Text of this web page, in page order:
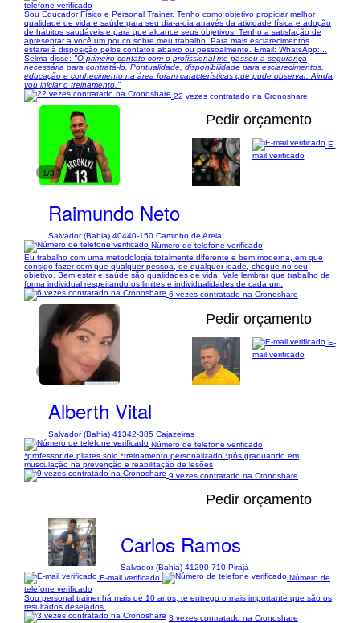
telefone verificado
Sou Educador Físico e Personal Trainer. Tenho como objetivo propiciar melhor
qualidade de vida e saúde para seu dia-a-dia através da atividade física e adoção
de hábitos saudáveis e para que alcance seus objetivos. Tenho a satisfação de
apresentar a você um pouco sobre meu trabalho. Para mais esclarecimentos
estarei à disposição pelos contatos abaixo ou pessoalmente. Email: WhatsApp:...
Selma disse: "O primeiro contato com o profissional me passou a segurança
necessária para contratá-lo. Pontualidade, disponibilidade para esclarecimentos,
educação e conhecimento na área foram características que pude observar. Ainda
vou iniciar o treinamento."
22 vezes contratado na Cronoshare
1/3
Pedir orçamento
Raimundo Neto
Salvador (Bahia) 40440-150 Caminho de Areia
E-
mail verificado
Número de telefone verificado
Eu trabalho com uma metodologia totalmente diferente e bem moderna, em que
consigo fazer com que qualquer pessoa, de qualquer idade, chegue no seu
objetivo. Bem estar e saúde são qualidades de vida. Vale lembrar que trabalho de
forma individual respeitando os limites e individualidades de cada um.
6 vezes contratado na Cronoshare
Pedir orçamento
Alberth Vital
Salvador (Bahia) 41342-385 Cajazeiras
E-
mail verificado
Número de telefone verificado
*professor de pilates solo *treinamento personalizado *pós graduando em
musculação na prevenção e reabilitação de lesões
9 vezes contratado na Cronoshare
Pedir orçamento
Carlos Ramos
Salvador (Bahia) 41290-710 Pirajá
E-mail verificado
Número de
telefone verificado
Sou personal trainer há mais de 10 anos, te entrego o mais importante que são os
resultados desejados.
3 vezes contratado na Cronoshare